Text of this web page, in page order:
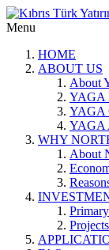
Menu
HOME
ABOUT US
About
YAGA
YAGA
YAGA
WHY
About